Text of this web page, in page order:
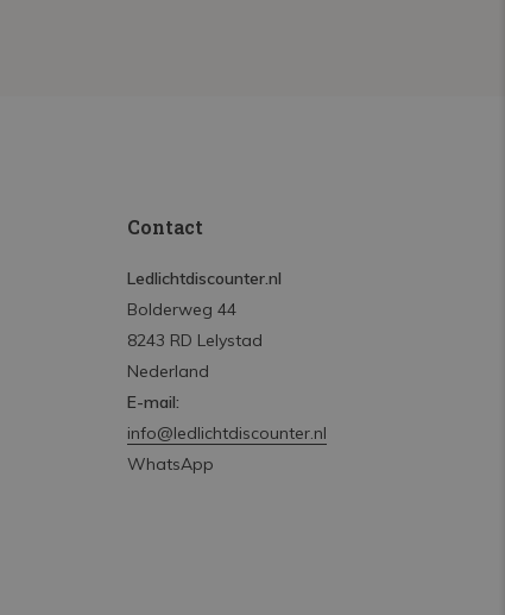
Contact
Ledlichtdiscounter.nl
Bolderweg 44
8243 RD Lelystad
Nederland
E-mail:
info@ledlichtdiscounter.nl
WhatsApp